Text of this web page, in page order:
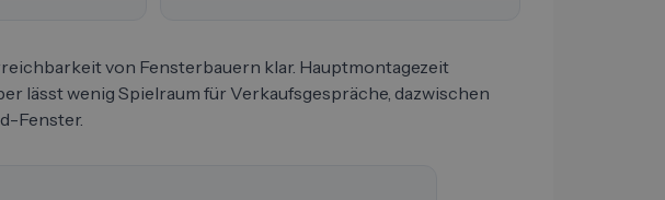
von Fensterbauern klar. Hauptmontagezeit
lässt wenig Spielraum für Verkaufsgespräche, dazwischen
Fenster.